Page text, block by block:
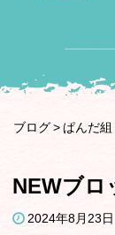
ブログ ぱんだ組
NEWブ
2024年8月23日